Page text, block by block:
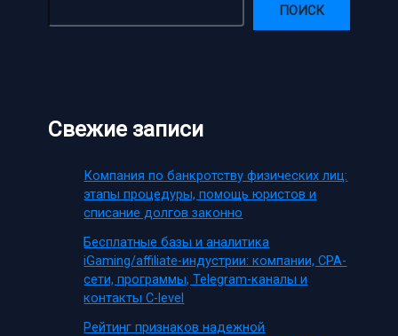
ПОИСК
Свежие записи
Компания по банкротству физических лиц:
этапы процедуры, помощь юристов и
списание долгов законно
Бесплатные базы и аналитика
iGaming/affiliate-индустрии: компании, CPA-
сети, программы, Telegram-каналы и
контакты C-level
Рейтинг признаков надежной